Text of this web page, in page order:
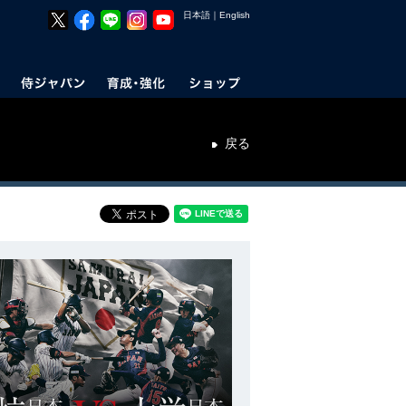
日本語 ｜ English
戻る